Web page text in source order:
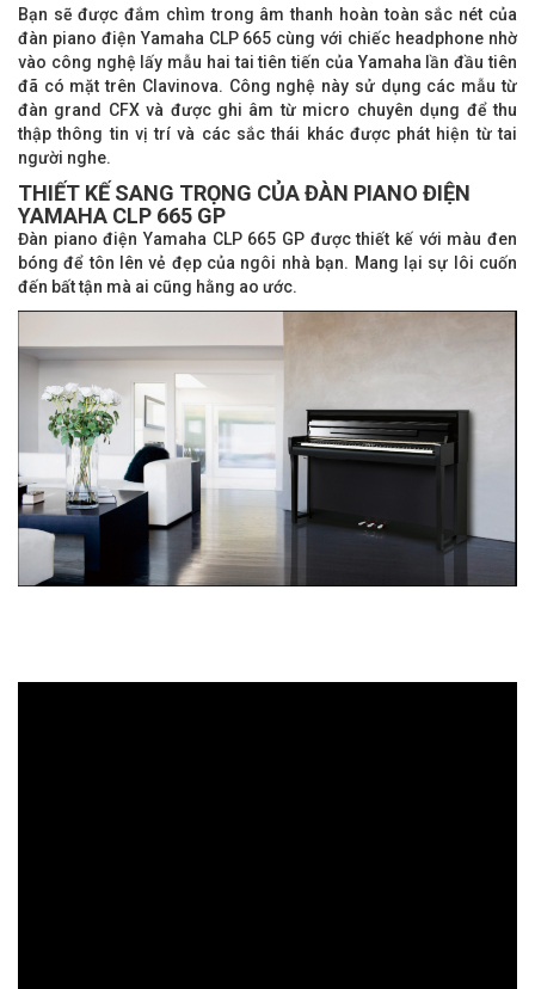
Bạn sẽ được đắm chìm trong âm thanh hoàn toàn sắc nét của
đàn piano điện Yamaha CLP 665 cùng với chiếc headphone nhờ
vào công nghệ lấy mẫu hai tai tiên tiến của Yamaha lần đầu tiên
đã có mặt trên Clavinova. Công nghệ này sử dụng các mẫu từ
đàn grand CFX và được ghi âm từ micro chuyên dụng để thu
thập thông tin vị trí và các sắc thái khác được phát hiện từ tai
người nghe.
THIẾT KẾ SANG TRỌNG CỦA ĐÀN PIANO ĐIỆN
YAMAHA CLP 665 GP
Đàn piano điện Yamaha CLP 665 GP được thiết kế với màu đen
bóng để tôn lên vẻ đẹp của ngôi nhà bạn. Mang lại sự lôi cuốn
đến bất tận mà ai cũng hằng ao ước.